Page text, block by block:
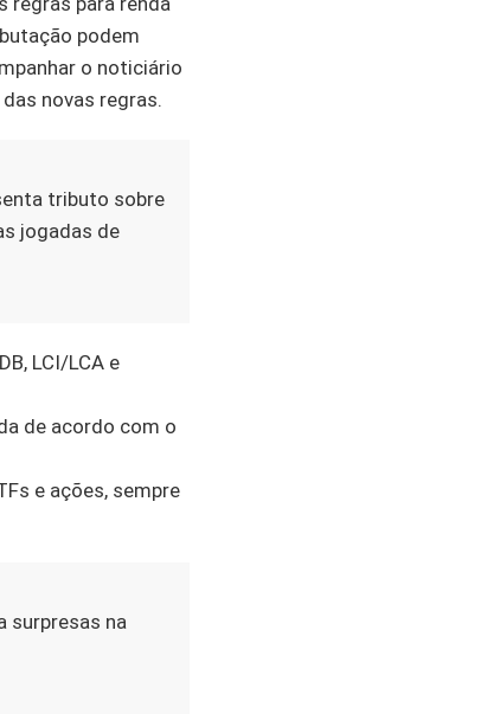
podem
o noticiário
novas regras.
tributo sobre
jogadas de
LCI/LCA e
de acordo com o
e ações, sempre
surpresas na